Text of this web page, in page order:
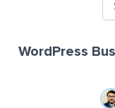
WordPress